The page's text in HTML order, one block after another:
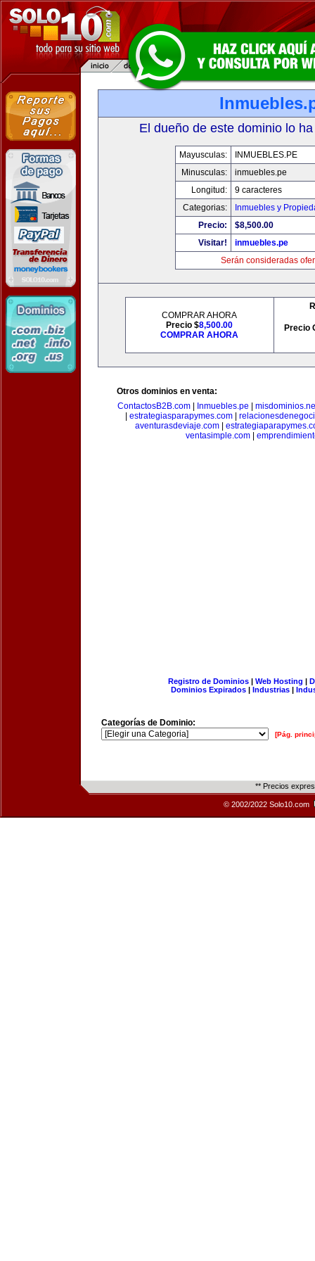
El dueño de este dominio lo
Mayusculas:
INMUEBLES.PE
Minusculas:
inmuebles.pe
Longitud:
9 caracteres
Categorias:
Inmuebles y
Precio:
$8,500.00
Visitar!
inmuebles.pe
Serán consideradas
COMPRAR AHORA
Precio $8,500.00
COMPRAR AHORA
Precio
Otros dominios en venta:
ContactosB2B.com
Inmuebles.pe
estrategiasparapymes.com
aventurasdeviaje.com|
ventasimple.com|
Registro de Dominios| Web Hosting |
Dominios Expirados | Industrias |
Categorías de Dominio:
[Pág.
** Precios
© 2002/2022 Solo10.com